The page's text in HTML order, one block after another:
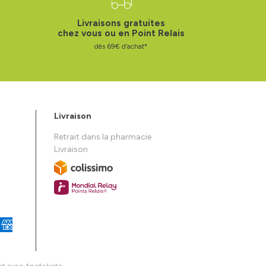
Livraisons gratuites
chez vous ou en Point Relais
dès 69€ d’achat*
Livraison
Retrait dans la pharmacie
Livraison